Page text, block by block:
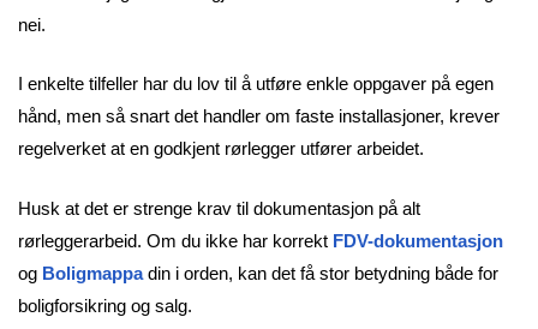
nei.
I enkelte tilfeller har du lov til å utføre enkle oppgaver på egen
hånd, men så snart det handler om faste installasjoner, krever
regelverket at en godkjent rørlegger utfører arbeidet.
Husk at det er strenge krav til dokumentasjon på alt
rørleggerarbeid. Om du ikke har korrekt FDV-dokumentasjon
og Boligmappadin i orden, kan det få stor betydning både for
boligforsikring og salg.